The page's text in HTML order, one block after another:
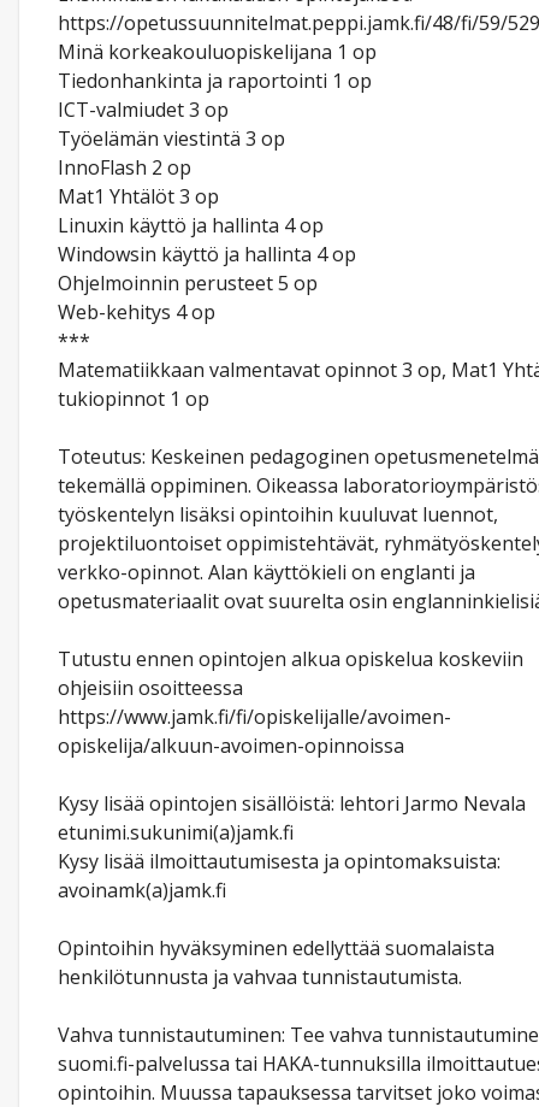
https://opetussuunnitelmat.peppi.jamk.fi/48/fi/59/
Minä korkeakouluopiskelijana 1 op
Tiedonhankinta ja raportointi 1 op
ICT-valmiudet 3 op
Työelämän viestintä 3 op
InnoFlash 2 op
Mat1 Yhtälöt 3 op
Linuxin käyttö ja hallinta 4 op
Windowsin käyttö ja hallinta 4 op
Ohjelmoinnin perusteet 5 op
Web-kehitys 4 op
***
Matematiikkaan valmentavat opinnot 3 op, Mat1
tukiopinnot 1 op
Toteutus: Keskeinen pedagoginen
tekemällä oppiminen. Oikeassa
työskentelyn lisäksi opintoihin kuuluvat luennot,
projektiluontoiset oppimistehtävät,
verkko-opinnot. Alan käyttökieli on englanti ja
opetusmateriaalit ovat suurelta osin
Tutustu ennen opintojen alkua opiskelua koskeviin
ohjeisiin osoitteessa
https://www.jamk.fi/fi/opiskelijalle/avoimen-
opiskelija/alkuun-avoimen-opinnoissa
Kysy lisää opintojen sisällöistä: lehtori Jarmo Nevala
etunimi.sukunimi(a)jamk.fi
Kysy lisää ilmoittautumisesta ja opintomaksuista:
avoinamk(a)jamk.fi
Opintoihin hyväksyminen edellyttää suomalaista
henkilötunnusta ja vahvaa tunnistautumista.
Vahva tunnistautuminen: Tee vahva
suomi.fi-palvelussa tai HAKA-tunnuksilla
opintoihin. Muussa tapauksessa tarvitset joko